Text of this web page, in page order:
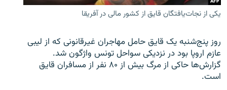
یکی از نجات‌یافتگان قایق از کشور مالی در آفریقا
روز پنج‌شنبه یک قایق حامل مهاجران غیرقانونی که از لیبی
عازم اروپا بود در نزدیکی سواحل تونس واژگون شد.
گزارش‌ها حاکی از مرگ بیش از ۸۰ نفر از مسافران قایق
است.